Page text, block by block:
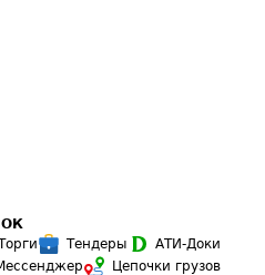
Тендеры
АТИ-Доки
Цепочки грузов